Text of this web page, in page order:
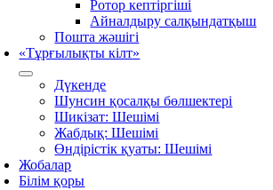
Ротор кептіргіші
Айналдыру салқындатқыш
Пошта жәшігі
«Тұрғылықты кілт»
Дүкенде
Шунсин қосалқы бөлшектері
Шикізат: Шешімі
Жабдық: Шешімі
Өндірістік қуаты: Шешімі
Жобалар
Білім қоры